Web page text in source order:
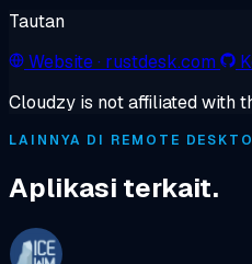
Tautan
Website· rustdesk.com
Cloudzy is not affiliated with
LAINNYA DI REMOTE
Aplikasi terkait.